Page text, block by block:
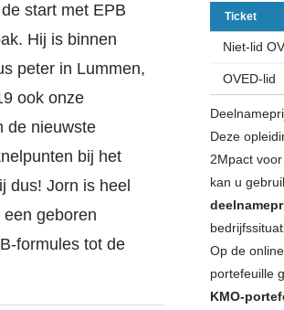
start met EPB
Hij is binnen
peter in Lummen,
ook onze
de nieuwste
bij het
dus! Jorn is heel
geboren
formules tot de
Ticket
Niet-lid
OVED-lid
Deze
2Mpact
kan u
Op de
portefeuille
KMO-